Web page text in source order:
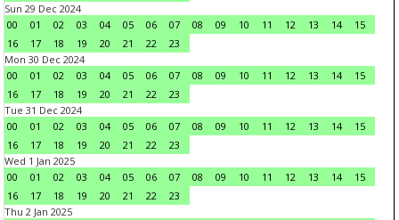
Sun 29 Dec 2024
00
01 02 03 04 05 06 07 08 09 10 11 12 13 14
15
16
17 18 19 20 21 22
23
Mon 30 Dec 2024
00
01 02 03 04 05 06 07 08 09 10 11 12 13 14
15
16
17 18 19 20 21 22
23
Tue 31 Dec 2024
00
01 02 03 04 05 06 07 08 09 10 11 12 13 14
15
16
17 18 19 20 21 22
23
Wed 1 Jan 2025
00
01 02 03 04 05 06 07 08 09 10 11 12 13 14
15
16
17 18 19 20 21 22
23
Thu 2 Jan 2025